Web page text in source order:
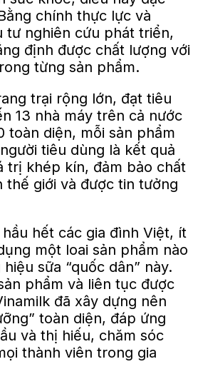
chính thực lực và
tư nghiên cứu phát triển,
định được chất lượng với
từng sản phẩm.
trại rộng lớn, đạt tiêu
13 nhà máy trên cả nước
toàn diện, mỗi sản phẩm
tiêu dùng là kết quả
trị khép kín, đảm bảo chất
thế giới và được tin tưởng
hết các gia đình Việt, ít
một loai sản phẩm nào
sữa “quốc dân” này.
phẩm và liên tục được
đã xây dựng nên
toàn diện, đáp ứng
và thị hiếu, chăm sóc
thành viên trong gia